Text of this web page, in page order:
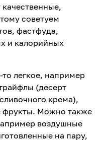
советуем
фастфуда,
и калорийных
легкое, например
(десерт
крема),
фрукты. Можно также
воздушные
на пару,